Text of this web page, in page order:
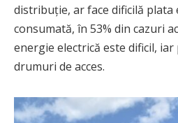
distribuție, ar face dificilă plata
consumată, în 53% din cazuri
energie electrică este dificil,
drumuri de acces.